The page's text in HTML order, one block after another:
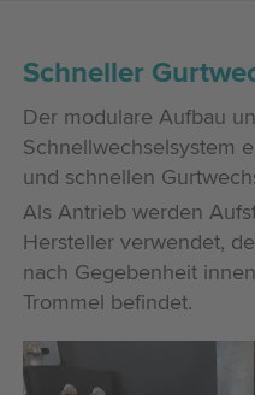
Schneller
Der modulare Aufbau
Schnellwechselsystem
und schnellen
Als Antrieb werden
Hersteller verwendet,
nach Gegebenheit
Trommel befindet.